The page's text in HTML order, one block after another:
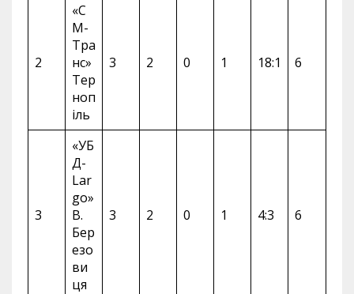
2
«С
М-
Тра
нс»
Тер
ноп
іль
3 2 0 1 18:1 6
3
«УБ
Д-
Lar
go»
В.
Бер
езо
ви
ця
3 2 0 1 4:3 6